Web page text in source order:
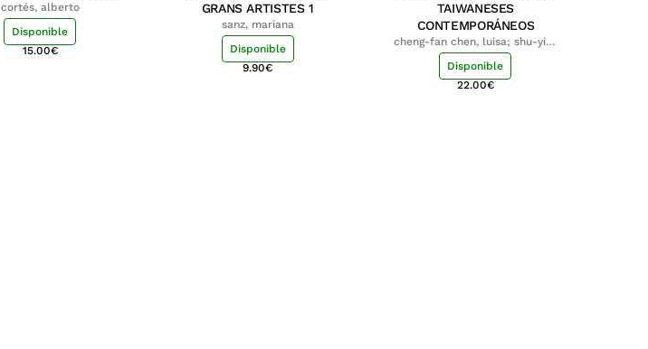
cortés, alberto
Disponible
15.00€
GRANS ARTISTES 1
sanz, mariana
Disponible
9.90€
TAIWANESES
CONTEMPORÁNEOS
cheng-fan chen, luisa; shu-ying
chang, luisa
Disponible
22.00€